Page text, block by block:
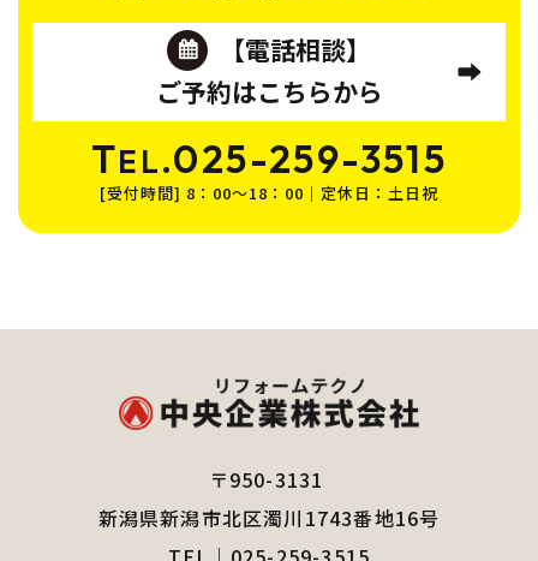
【電話相談】
ご予約はこちらから
TEL.025-259-3515
[受付時間] 8：00～18：00｜定休日：土日祝
〒950-3131
新潟県新潟市北区濁川1743番地16号